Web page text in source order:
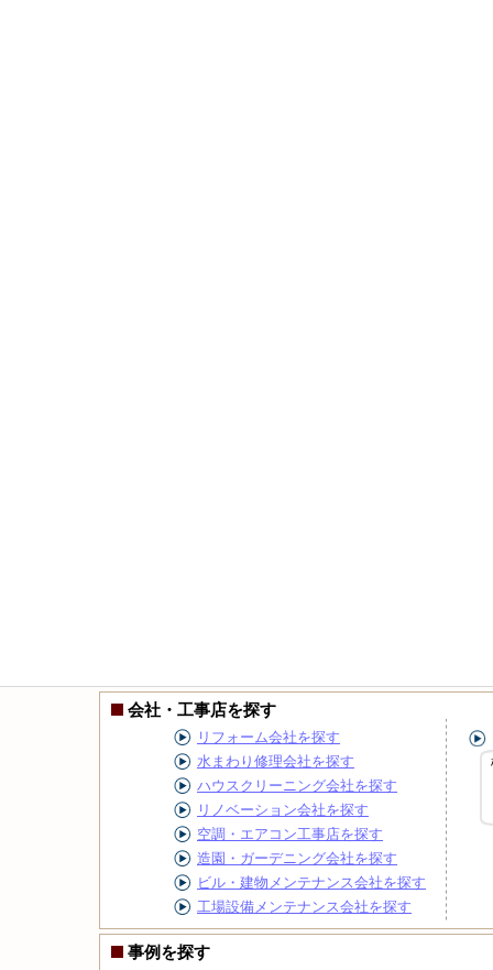
会社・工事店を探す
リフォーム会社を探す
水まわり修理会社を探す
ハウスクリーニング会社を探す
リノベーション会社を探す
空調・エアコン工事店を探す
造園・ガーデニング会社を探す
ビル・建物メンテナンス会社を探す
工場設備メンテナンス会社を探す
事例を探す